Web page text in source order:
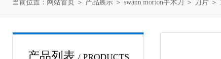
当前位置： 网站首页 ＞ 产品展示 ＞ swann morton手术刀 ＞ 刀片 ＞
产品列表 / PRODUCTS